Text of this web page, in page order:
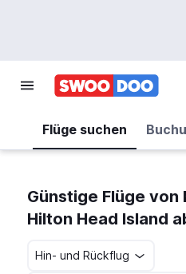
Flüge suchen
Günstige Flüge von
Hilton Head Island
Hin- und Rückflug